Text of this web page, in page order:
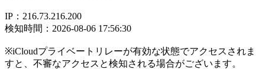
IP：216.73.216.200
検知時間：2026-08-06 17:56:30
※iCloudプライベートリレーが有効な状態でアクセスされま
すと、不審なアクセスと検知される場合がございます。